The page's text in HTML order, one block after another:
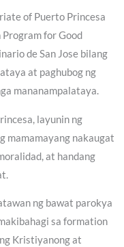
of Puerto Princesa
Program for Good
de San Jose bilang
at paghubog ng
mananampalataya.
layunin ng
mamamayang nakaugat
at handang
ng bawat parokya
sa formation
Kristiyanong at